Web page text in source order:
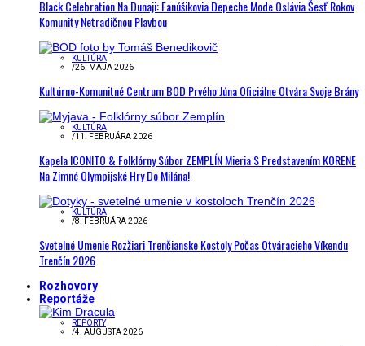
Black Celebration Na Dunaji: Fanúšikovia Depeche Mode Oslávia Šesť Rokov
Komunity Netradičnou Plavbou
KULTÚRA
/26. MÁJA 2026
Kultúrno-Komunitné Centrum BOD Prvého Júna Oficiálne Otvára Svoje Brány
KULTÚRA
/11. FEBRUÁRA 2026
Kapela ICONITO & Folklórny Súbor ZEMPLÍN Mieria S Predstavením KORENE
Na Zimné Olympijské Hry Do Milána!
KULTÚRA
/8. FEBRUÁRA 2026
Svetelné Umenie Rozžiari Trenčianske Kostoly Počas Otváracieho Víkendu
Trenčín 2026
Rozhovory
Reportáže
REPORTY
/4. AUGUSTA 2026